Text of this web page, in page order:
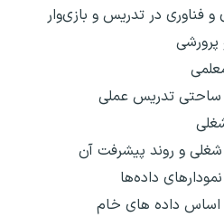
و فناوری در تدریس و بازی‌وار
تدریس عملی
و روند پیشرفت آن
داده‌ها
اساس داده های خام